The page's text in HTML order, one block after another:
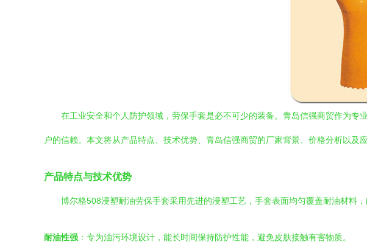
在工业安全和个人防护领域，劳保手套是必不可少的装备。青岛信强商贸作为
户的信赖。本文将从产品特点、技术优势、青岛信强商贸的厂家背景、价格分析以及
产品特点与技术优势
博尔格508浸塑耐油劳保手套采用先进的浸塑工艺，手套表面均匀覆盖耐油材料
耐油性强 ：专为油污环境设计，能长时间保持防护性能，避免皮肤接触有害物质。